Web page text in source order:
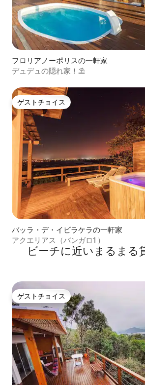
フロリアノーポリスの一軒家
デュデュの隠れ家！⛱️
ゲストチョイス
ゲストチョイス
バッラ・デ・イビラケラの一軒家
アクエリアス（バンガロ1 ）
ビーチに近いまるまる
ゲストチョイス
ゲストチョイス